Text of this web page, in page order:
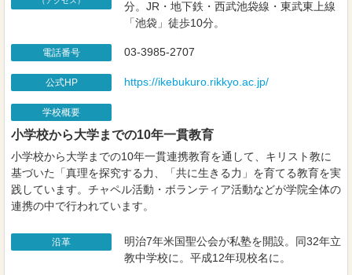
分。JR・地下鉄・西武池袋線・東武東上線
「池袋」徒歩10分。
電話番号 03-3985-2707
公式HP https://ikebukuro.rikkyo.ac.jp/
学校概要
小学校から大学までの10年一貫教育
小学校から大学までの10年一貫連携教育を通して、キリスト教に
基づいた「真理を探究する力、「共に生きる力」を育てる教育を実
践しています。チャペル活動・ボランティア活動などが学院全体の
連携の中で行われています。
沿革
明治7年米国聖公会が私塾を開設。同32年立
教中学校に。平成12年現校名に。